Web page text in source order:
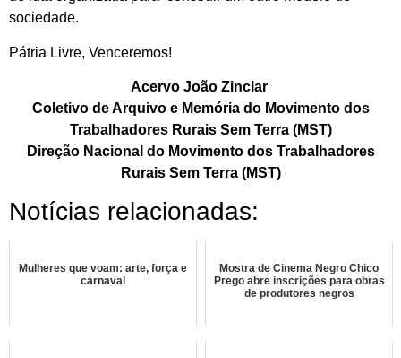
sociedade.
Pátria Livre, Venceremos!
Acervo João Zinclar
Coletivo de Arquivo e Memória do Movimento dos
Trabalhadores Rurais Sem Terra (MST)
Direção Nacional do Movimento dos Trabalhadores
Rurais Sem Terra (MST)
Notícias relacionadas:
Mulheres que voam: arte, força e
carnaval
Mostra de Cinema Negro Chico
Prego abre inscrições para obras
de produtores negros